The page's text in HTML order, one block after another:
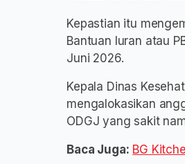
Kepastian itu
Bantuan Iuran atau
Juni 2026.
Kepala Dinas
mengalokasikan
ODGJ yang sakit
Baca Juga: BG